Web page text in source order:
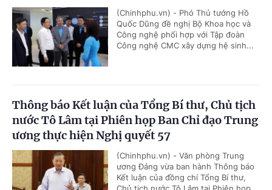
(Chinhphu.vn) - Phó Thủ tướng Hồ
Quốc Dũng đề nghị Bộ Khoa học và
Công nghệ phối hợp với Tập đoàn
Công nghệ CMC xây dựng hệ sinh...
Thông báo Kết luận của Tổng Bí thư, Chủ tịch
nước Tô Lâm tại Phiên họp Ban Chỉ đạo Trung
ương thực hiện Nghị quyết 57
(Chinhphu.vn) - Văn phòng Trung
ương Đảng vừa ban hành Thông báo
Kết luận của đồng chí Tổng Bí thư,
Chủ tịch nước Tô Lâm tại Phiên họp...